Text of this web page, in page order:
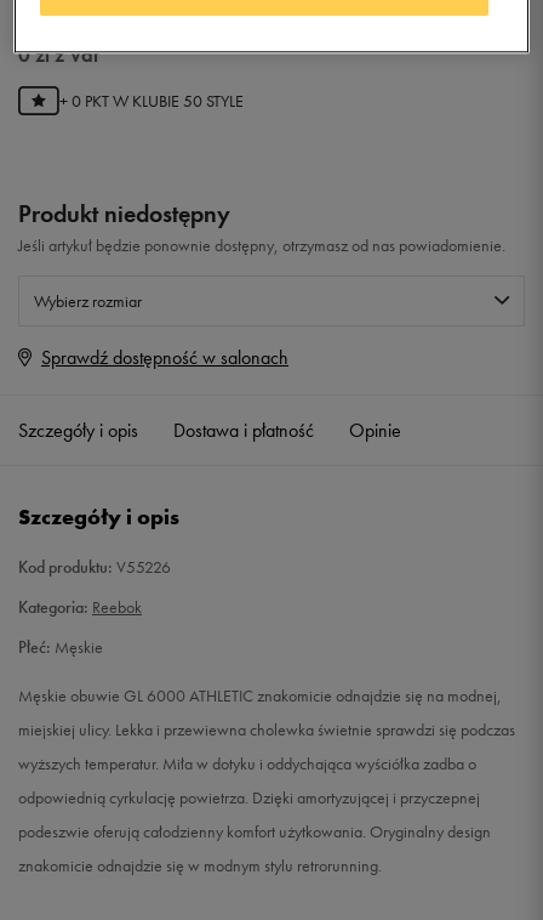
0złz Vat
+ 0 PKT W KLUBIE 50 STYLE
Produkt niedostępny
Jeśli artykuł będzie ponownie dostępny, otrzymasz od nas powiadomienie.
Wybierz rozmiar
Rozmiary EU
37,5
40 25,5 cm
41 26,5 cm Powiadom o dostępności
42 27 cm
Sprawdź dostępność w salonach
Szczegóły i opis Dostawa i płatność Opinie
Szczegóły i opis
Kod produktu: V55226
Kategoria: Reebok
Płeć: Męskie
Męskie obuwie GL 6000 ATHLETIC znakomicie odnajdzie się na modnej,
miejskiej ulicy. Lekka i przewiewna cholewka świetnie sprawdzi się podczas
wyższych temperatur. Miła w dotyku i oddychająca wyściółka zadba o
odpowiednią cyrkulację powietrza. Dzięki amortyzującej i przyczepnej
podeszwie oferują całodzienny komfort użytkowania. Oryginalny design
znakomicie odnajdzie się w modnym stylu retrorunning.